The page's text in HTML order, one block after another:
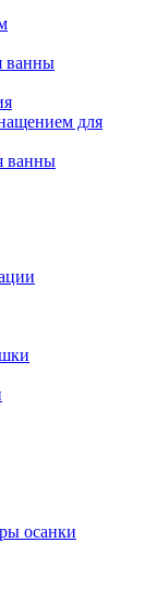
ванны
для
ванны
осанки